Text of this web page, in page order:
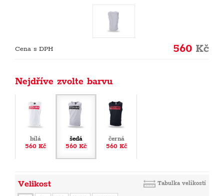
Cena s DPH 560 Kč
Nejdříve zvolte barvu
bílá
560 Kč
šedá
560 Kč
černá
560 Kč
Velikost Tabulka velikostí